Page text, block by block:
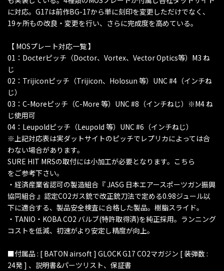
に対応。G17は前作BG-17から単に刻印を変更しただけでなく、
19ヶ所もの改良・変更を行い、さらに完成度を高めている。
【 MOSプレート対応一覧 】
01：Docterピッチ（Doctor、Vortex、Vector Optics等）M3 ね
じ
02：Trijiconピッチ（Trijicon、Holosun 等）UNC #4（インチね
じ）
03：C-Moreピッチ（C-More 等）UNC #8（インチねじ）※M4 ね
じ使用可
04：Leupoldピッチ（Leupold 等）UNC #6（インチねじ）
※上記対応表は実ダットサイトのピッチでレプリカによっては合
わない場合があります。
SURE HIT MRSの取付には小加工が必要となります。こちら
をご参考下さい。
・経済産業省認可の製造組合『 JASG 日本エアースポーツガン振興
協同組合 』認定CO2ガス銃で改正銃刀法で定める0.98ジュール以
下に適合する、製品安全検査に合格した製品。樹脂スライド。
・TANIO・KOBA CO2 バルブ(特許取得済)を純正採用。ランニング
コストを低減、初速がより安定し精度が向上。
■付属品 : [ BATON airsoft ] GLOCK G17 CO2マガジン [ 装弾数 :
24発 ] 、説明書&パーツリスト、保証書